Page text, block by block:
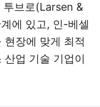
투브로(Larsen &
에 있고, 인-베셀
장에 맞게 최적
업 기술 기업이